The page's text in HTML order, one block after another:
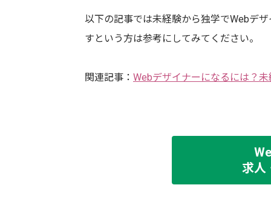
以下の記事では未経験から独学でWebデ
すという方は参考にしてみてください。
関連記事： Webデザイナーになるには？
求人